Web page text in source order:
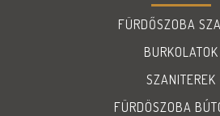
FÜRDŐSZOBA
BURKOLATOK
SZANITEREK
FÜRDÖSZOBA